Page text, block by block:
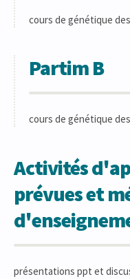
cours de génétique
Partim B
cours de génétique
Activités
prévues et
présentations ppt et